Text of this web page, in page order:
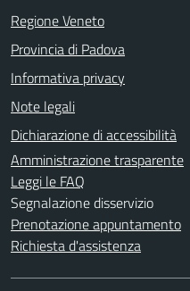
Regione Veneto
Provincia di Padova
Informativa privacy
Note legali
Dichiarazione di accessibilità
Amministrazione trasparente
Leggi le FAQ
Segnalazione disservizio
Prenotazione appuntamento
Richiesta d'assistenza